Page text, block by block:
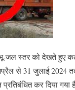
को देखते हुए
अप्रैल से 31 जुलाई 2024
कर दिया गया